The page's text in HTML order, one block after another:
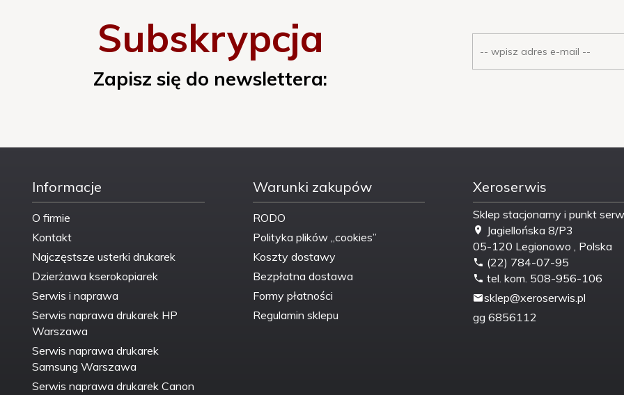
Subskrypcja
Zapisz się do newslettera:
Informacje
O firmie
Kontakt
Najczęstsze usterki drukarek
Dzierżawa kserokopiarek
Serwis i naprawa
Serwis naprawa drukarek HP
Warszawa
Serwis naprawa drukarek
Samsung Warszawa
Serwis naprawa drukarek Canon
Warunki zakupów
RODO
Polityka plików „cookies”
Koszty dostawy
Bezpłatna dostawa
Formy płatności
Regulamin sklepu
Xeroserwis
Sklep stacjonarny i punkt
Jagiellońska 8/P3
05-120 Legionowo , Polska
(22) 784-07-95
tel. kom. 508-956-106
sklep@xeroserwis.pl
gg 6856112